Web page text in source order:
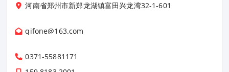
河南省郑州市新郑龙湖镇富田兴龙湾32-1-601
qifone@163.com
0371-55881171